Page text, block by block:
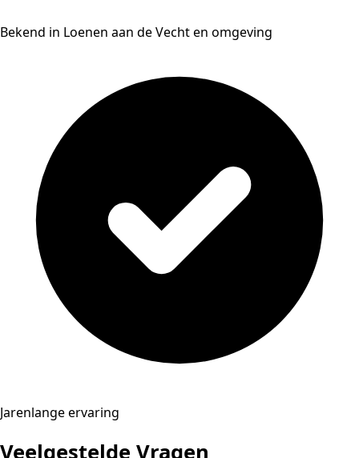
Bekend in Loenen aan de Vecht en omgeving
Jarenlange ervaring
Veelgestelde Vragen